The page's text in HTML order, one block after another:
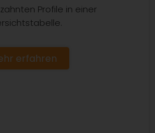
Profile in einer
erfahren